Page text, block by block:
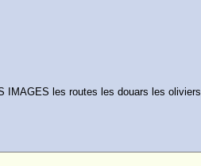
IMAGES les routes les douars les oliviers